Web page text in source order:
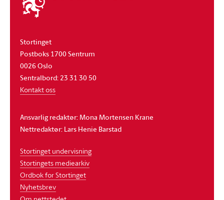
stortinget
Stortinget
Postboks 1700 Sentrum
0026 Oslo
Sentralbord: 23 31 30 50
Kontakt oss
Ansvarlig redaktør: Mona Mortensen Krane
Nettredaktør: Lars Henie Barstad
Stortinget undervisning
Stortingets mediearkiv
Ordbok for Stortinget
Nyhetsbrev